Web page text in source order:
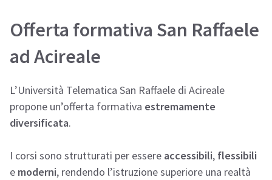
Offerta formativa San Raffaele
ad Acireale
L’Università Telematica San Raffaele di Acireale
propone un’offerta formativa estremamente
diversificata.
I corsi sono strutturati per essere accessibili, flessibili
e moderni, rendendo l’istruzione superiore una realtà